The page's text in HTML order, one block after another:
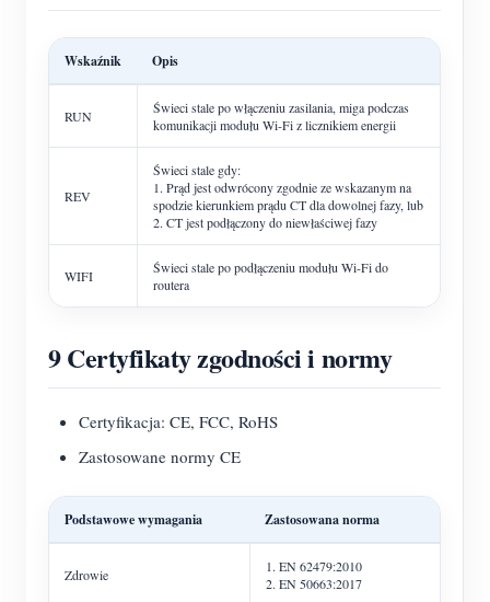
Wskaźnik Opis
RUN
Świeci stale po włączeniu zasilania, miga podczas
komunikacji modułu Wi-Fi z licznikiem energii
REV
Świeci stale gdy:
1. Prąd jest odwrócony zgodnie ze wskazanym na
spodzie kierunkiem prądu CT dla dowolnej fazy, lub
2. CT jest podłączony do niewłaściwej fazy
WIFI
Świeci stale po podłączeniu modułu Wi-Fi do
routera
9 Certyfikaty zgodności i normy
Certyfikacja: CE, FCC, RoHS
Zastosowane normy CE
Podstawowe wymagania Zastosowana norma
Zdrowie
1. EN 62479:2010
2. EN 50663:2017